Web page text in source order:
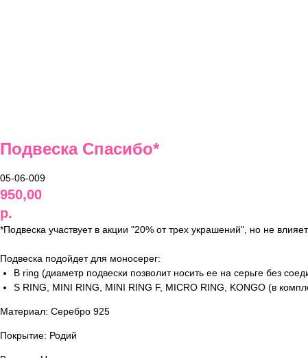
Подвеска Спасибо*
05-06-009
950,00
р.
*Подвеска участвует в акции "20% от трех украшений", но не
Подвеска подойдет для моносерег:
B ring (диаметр подвески позволит носить ее на серьге без
S RING, MINI RING, MINI RING F, MICRO RING, KONGO (в
Материал: Серебро 925
Покрытие: Родий